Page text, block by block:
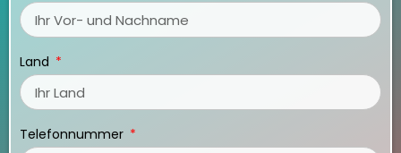
Land
Telefonnummer